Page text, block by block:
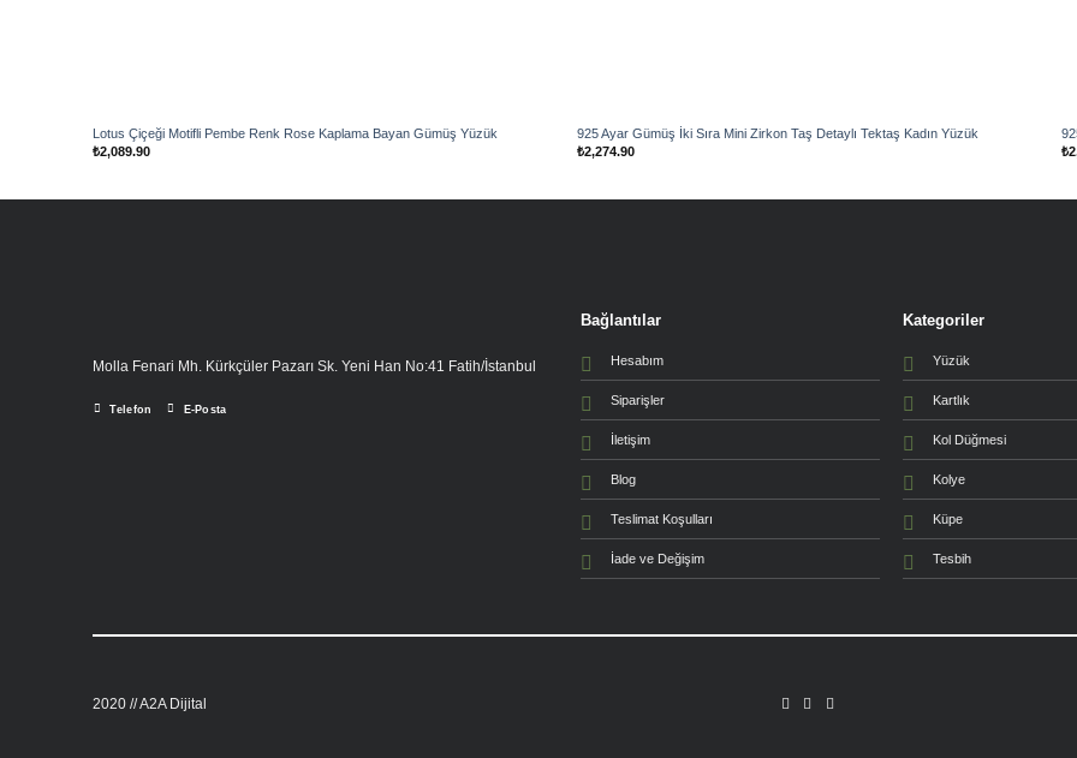
Lotus Çiçeği Motifli Pembe Renk Rose Kaplama Bayan Gümüş Yüzük
₺2,089.90
925 Ayar Gümüş İki Sıra Mini Zirkon Taş Detaylı Tektaş Kadın Yüzük
₺2,274.90
₺
Molla Fenari Mh. Kürkçüler Pazarı Sk. Yeni Han No:41 Fatih/İstanbul
Telefon E-Posta
Bağlantılar
Hesabım
Siparişler
İletişim
Blog
Teslimat Koşulları
İade ve Değişim
Kategoriler
Yüzük
Kartlık
Kol Düğmesi
Kolye
Küpe
Tesbih
2020 //A2A Dijital